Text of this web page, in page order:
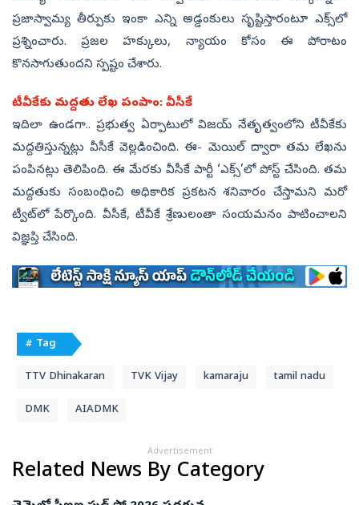
ప్రజాస్వామ్య తీర్పుకు ఇంకా ఎన్ని అడ్డంకులు సృష్టిస్తారంటూ ఎక్స్​లో
ప్రశ్నించారు. ప్రజల హక్కులు, న్యాయం కోసం ఈ పోరాటం
కొనసాగుతుందని స్పష్టం చేశారు.
టీవీకేకు మద్దతు లేఖ పంపాం: వీసీకే
ఇదిలా ఉండగా.. ప్రభుత్వ ఏర్పాటులో విజయ్‌ నేతృత్వంలోని టీవీకేకు
మద్దతిస్తున్నట్లు వీసీకే వెల్లడించింది. ఈ- మెయిల్‌ ద్వారా తమ లేఖను
పంపినట్లు తెలిపింది. ఈ మేరకు వీసీకే పార్టీ ‘ఎక్స్‌’లో పోస్ట్‌ చేసింది. తమ
మద్దతుకు సంబంధించి అధికారిక ప్రకటన శనివారం చేస్తామని మరో
ట్వీట్‌లో పేర్కొంది. వీసీకే, టీవీకే శ్రేణులంతా సంయమనం పాటించాలని
విజ్ఞప్తి చేసింది.
# Tag
TTV Dhinakaran TVK Vijay kamaraju tamil nadu
DMK AIADMK
Advertisement
Related News By Category